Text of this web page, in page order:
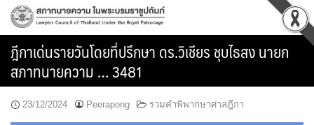
Skip
content
ฎีกาเด่นรายวันโดยที่ปรึกษา ดร.วิเชียร ชุบไธสง นายก
สภาทนายความ … 3481
23/12/2024 Peerapong รวมคำพิพากษาศาลฎีกา